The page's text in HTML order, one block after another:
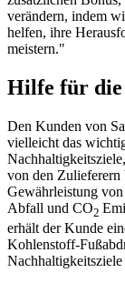
verändern, indem
helfen, ihre
meistern."
Hilfe für
Den Kunden von
vielleicht das
von den Zulieferern
Gewährleistung
Abfall und CO2
erhält der Kunde
Kohlenstoff-
Nachhaltigkeitsziele